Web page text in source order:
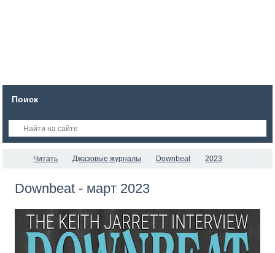
Поиск
Читать Джазовые журналы Downbeat 2023
Downbeat - март 2023